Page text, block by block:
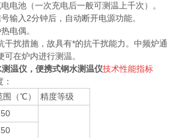
电池（一次充电后一般可测温上千次）。
输入2分钟后，自动断开电源功能。
电偶。
干扰措施，故具有*的抗干扰能力。中频炉通
在炉内进行测温。
温仪，便携式钢水测温仪技术性能指标
围（℃）
精度等级